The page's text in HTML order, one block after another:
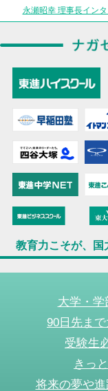
永瀬昭幸 理事長イン
教育力こそが、国
大学・
90日先ま
受験生
きっ
将来の夢や